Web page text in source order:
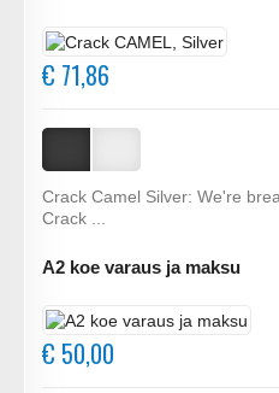
€ 71,86
Crack Camel Silver: We're
Crack ...
A2 koe varaus ja maksu
€ 50,00